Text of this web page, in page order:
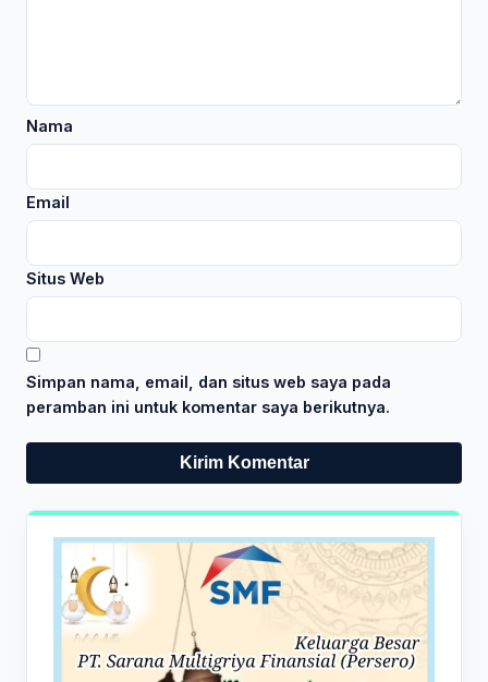
Nama
Email
Situs Web
Simpan nama, email, dan situs web saya pada
peramban ini untuk komentar saya berikutnya.